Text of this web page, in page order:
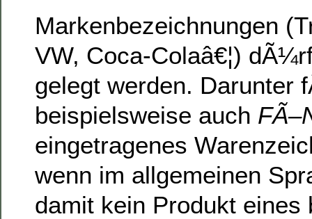
Markenbezeichnungen
VW, Coca-Colaâ€¦)
gelegt werden. Darunter
beispielsweise auch
eingetragenes
wenn im allgemeinen
damit kein Produkt eines